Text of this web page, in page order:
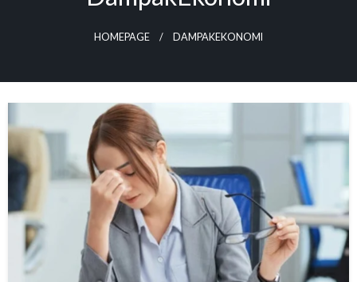
HOMEPAGE DAMPAKEKONOMI